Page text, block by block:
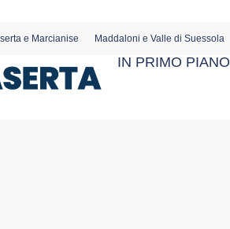
e Marcianise Maddaloni e Valle di Suessola
IN PRIMO PIANO